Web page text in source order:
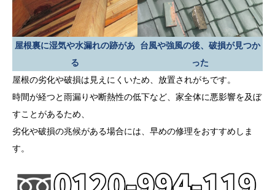
屋根裏に湿気や水漏れの跡があ
る
台風や強風の後、破損が見つか
った
屋根の劣化や破損は見えにくいため、放置されがちです。
時間が経つと雨漏りや断熱性の低下など、家全体に悪影響を及ぼ
すことがあるため、
劣化や破損の兆候がある場合には、早めの修理をおすすめしま
す。